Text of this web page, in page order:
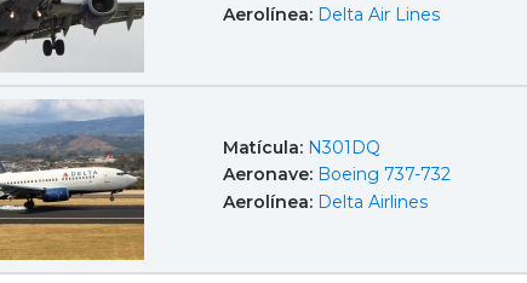
Aerolínea: Delta Air Lines
Matícula: N301DQ
Aeronave: Boeing 737-732
Aerolínea: Delta Airlines